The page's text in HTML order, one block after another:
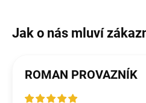
ROMAN PROVAZNÍK